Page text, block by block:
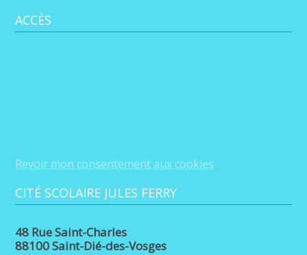
ACCÈS
Revoir mon consentement aux cookies
CITÉ SCOLAIRE JULES FERRY
48 Rue Saint-Charles
88100 Saint-Dié-des-Vosges